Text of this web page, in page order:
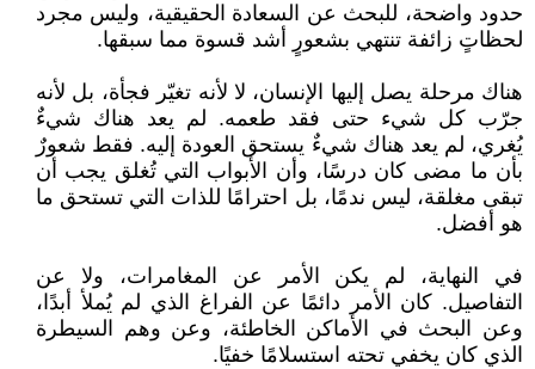
حدود واضحة، للبحث عن السعادة الحقيقية، وليس مجرد
لحظاتٍ زائفة تنتهي بشعورٍ أشد قسوة مما سبقها.
هناك مرحلة يصل إليها الإنسان، لا لأنه تغيّر فجأة، بل لأنه
جرّب كل شيء حتى فقد طعمه. لم يعد هناك شيءٌ
يُغري، لم يعد هناك شيءٌ يستحق العودة إليه. فقط شعورٌ
بأن ما مضى كان درسًا، وأن الأبواب التي تُغلق يجب أن
تبقى مغلقة، ليس ندمًا، بل احترامًا للذات التي تستحق ما
هو أفضل.
في النهاية، لم يكن الأمر عن المغامرات، ولا عن
التفاصيل. كان الأمر دائمًا عن الفراغ الذي لم يُملأ أبدًا،
وعن البحث في الأماكن الخاطئة، وعن وهم السيطرة
الذي كان يخفي تحته استسلامًا خفيًا.